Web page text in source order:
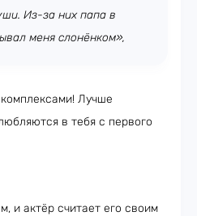
Из-за них папа в
меня слонёнком»,
Лучше
в тебя с первого
и актёр считает его своим